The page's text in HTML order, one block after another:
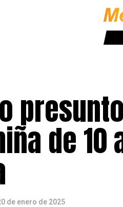
de
de enero de 2025